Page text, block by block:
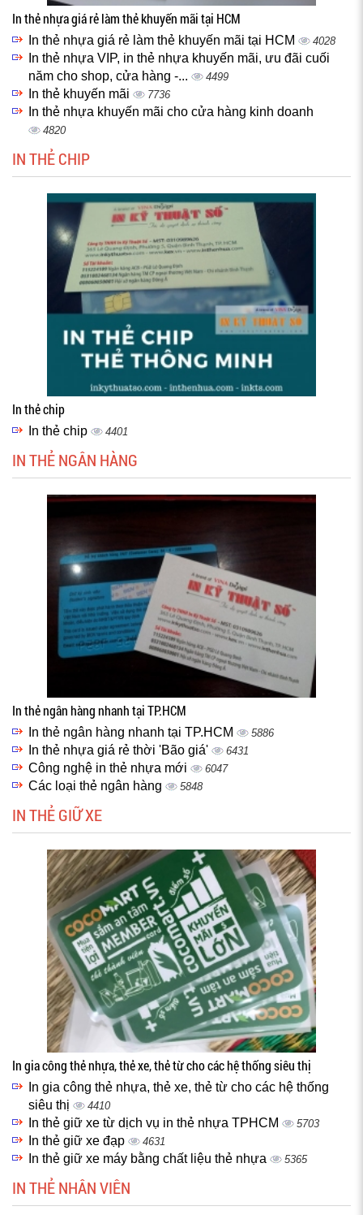
In thẻ nhựa giá rẻ làm thẻ khuyến mãi tại HCM
In thẻ nhựa giá rẻ làm thẻ khuyến mãi tại HCM 4028
In thẻ nhựa VIP, in thẻ nhựa khuyến mãi, ưu đãi cuối
năm cho shop, cửa hàng -...
4499
In thẻ khuyến mãi 7736
In thẻ nhựa khuyến mãi cho cửa hàng kinh doanh
4820
IN THẺ CHIP
In thẻ chip
In thẻ chip 4401
IN THẺ NGÂN HÀNG
In thẻ ngân hàng nhanh tại TP.HCM
In thẻ ngân hàng nhanh tại TP.HCM 5886
In thẻ nhựa giá rẻ thời 'Bão giá' 6431
Công nghệ in thẻ nhựa mới 6047
Các loại thẻ ngân hàng 5848
IN THẺ GIỮ XE
In gia công thẻ nhựa, thẻ xe, thẻ từ cho các hệ thống siêu thị
In gia công thẻ nhựa, thẻ xe, thẻ từ cho các hệ thống
siêu thị
4410
In thẻ giữ xe từ dịch vụ in thẻ nhựa TPHCM 5703
In thẻ giữ xe đạp 4631
In thẻ giữ xe máy bằng chất liệu thẻ nhựa 5365
IN THẺ NHÂN VIÊN